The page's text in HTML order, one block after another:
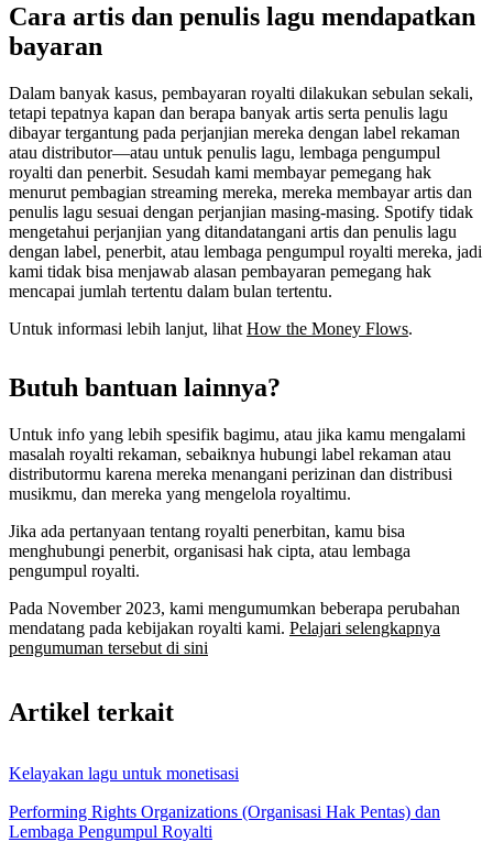
Cara artis dan penulis lagu mendapatkan
bayaran
Dalam banyak kasus, pembayaran royalti dilakukan sebulan sekali,
tetapi tepatnya kapan dan berapa banyak artis serta penulis lagu
dibayar tergantung pada perjanjian mereka dengan label rekaman
atau distributor—atau untuk penulis lagu, lembaga pengumpul
royalti dan penerbit. Sesudah kami membayar pemegang hak
menurut pembagian streaming mereka, mereka membayar artis dan
penulis lagu sesuai dengan perjanjian masing-masing. Spotify tidak
mengetahui perjanjian yang ditandatangani artis dan penulis lagu
dengan label, penerbit, atau lembaga pengumpul royalti mereka, jadi
kami tidak bisa menjawab alasan pembayaran pemegang hak
mencapai jumlah tertentu dalam bulan tertentu.
Untuk informasi lebih lanjut, lihat How the Money Flows.
Butuh bantuan lainnya?
Untuk info yang lebih spesifik bagimu, atau jika kamu mengalami
masalah royalti rekaman, sebaiknya hubungi label rekaman atau
distributormu karena mereka menangani perizinan dan distribusi
musikmu, dan mereka yang mengelola royaltimu.
Jika ada pertanyaan tentang royalti penerbitan, kamu bisa
menghubungi penerbit, organisasi hak cipta, atau lembaga
pengumpul royalti.
Pada November 2023, kami mengumumkan beberapa perubahan
mendatang pada kebijakan royalti kami. Pelajari selengkapnya
pengumuman tersebut di sini
Artikel terkait
Kelayakan lagu untuk monetisasi
Performing Rights Organizations (Organisasi Hak Pentas) dan
Lembaga Pengumpul Royalti